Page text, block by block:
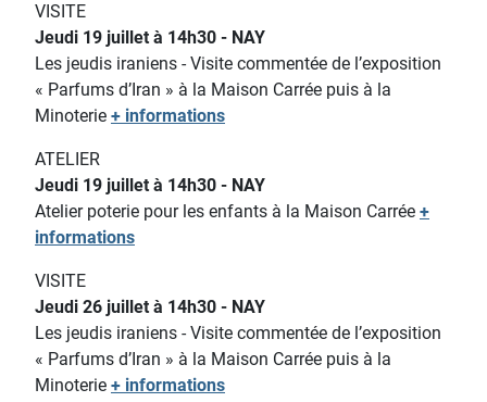
VISITE
Jeudi 19 juillet à 14h30 - NAY
Les jeudis iraniens - Visite commentée de l’exposition
« Parfums d’Iran » à la Maison Carrée puis à la
Minoterie + informations
ATELIER
Jeudi 19 juillet à 14h30 - NAY
Atelier poterie pour les enfants à la Maison Carrée +
informations
VISITE
Jeudi 26 juillet à 14h30 - NAY
Les jeudis iraniens - Visite commentée de l’exposition
« Parfums d’Iran » à la Maison Carrée puis à la
Minoterie + informations